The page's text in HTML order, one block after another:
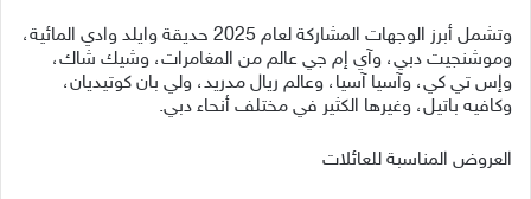
وتشمل أبرز الوجهات المشاركة لعام 2025 حديقة وايلد وادي المائية،
وموشنجيت دبي، وآي إم جي عالم من المغامرات، وشيك شاك،
وإس تي كي، وآسيا آسيا، وعالم ريال مدريد، ولي بان كوتيديان،
وكافيه باتيل، وغيرها الكثير في مختلف أنحاء دبي.
العروض المناسبة للعائلات